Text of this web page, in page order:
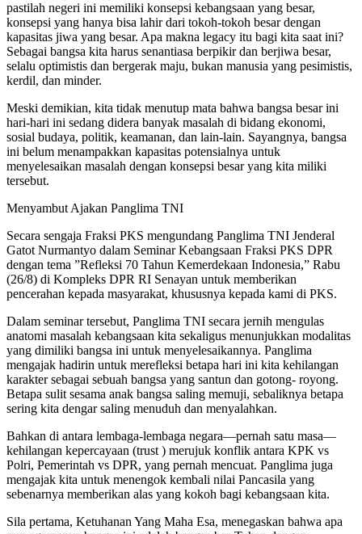
pastilah negeri ini memiliki konsepsi kebangsaan yang besar,
konsepsi yang hanya bisa lahir dari tokoh-tokoh besar dengan
kapasitas jiwa yang besar. Apa makna legacy itu bagi kita saat ini?
Sebagai bangsa kita harus senantiasa berpikir dan berjiwa besar,
selalu optimistis dan bergerak maju, bukan manusia yang pesimistis,
kerdil, dan minder.
Meski demikian, kita tidak menutup mata bahwa bangsa besar ini
hari-hari ini sedang didera banyak masalah di bidang ekonomi,
sosial budaya, politik, keamanan, dan lain-lain. Sayangnya, bangsa
ini belum menampakkan kapasitas potensialnya untuk
menyelesaikan masalah dengan konsepsi besar yang kita miliki
tersebut.
Menyambut Ajakan Panglima TNI
Secara sengaja Fraksi PKS mengundang Panglima TNI Jenderal
Gatot Nurmantyo dalam Seminar Kebangsaan Fraksi PKS DPR
dengan tema ”Refleksi 70 Tahun Kemerdekaan Indonesia,” Rabu
(26/8) di Kompleks DPR RI Senayan untuk memberikan
pencerahan kepada masyarakat, khususnya kepada kami di PKS.
Dalam seminar tersebut, Panglima TNI secara jernih mengulas
anatomi masalah kebangsaan kita sekaligus menunjukkan modalitas
yang dimiliki bangsa ini untuk menyelesaikannya. Panglima
mengajak hadirin untuk merefleksi betapa hari ini kita kehilangan
karakter sebagai sebuah bangsa yang santun dan gotong- royong.
Betapa sulit sesama anak bangsa saling memuji, sebaliknya betapa
sering kita dengar saling menuduh dan menyalahkan.
Bahkan di antara lembaga-lembaga negara—pernah satu masa—
kehilangan kepercayaan (trust ) merujuk konflik antara KPK vs
Polri, Pemerintah vs DPR, yang pernah mencuat. Panglima juga
mengajak kita untuk menengok kembali nilai Pancasila yang
sebenarnya memberikan alas yang kokoh bagi kebangsaan kita.
Sila pertama, Ketuhanan Yang Maha Esa, menegaskan bahwa apa